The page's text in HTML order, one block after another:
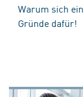
Warum sich
Gründe dafür!